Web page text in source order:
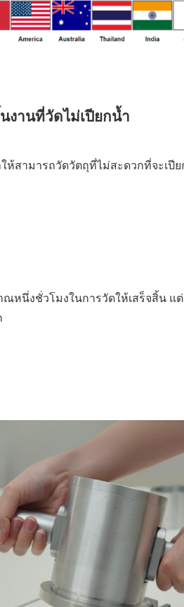
งานที่วัดไม่เปียกน้ำ
สามารถวัดวัตถุที่ไม่สะดวกที่จะเปี
ณหนึ่งชั่วโมงในการวัดให้เสร็จสิ้น